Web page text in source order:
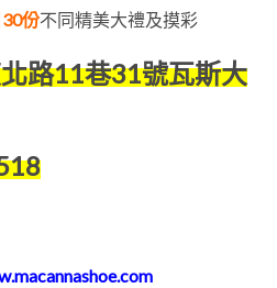
份不同精美大禮及摸彩
路11巷31號瓦斯大